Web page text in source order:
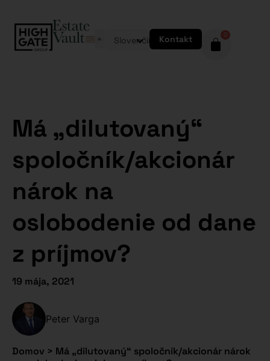
Slovenčina Kontakt 0
Má „dilutovaný“
spoločník/akcionár
nárok na
oslobodenie od dane
z príjmov?
19 mája, 2021
Peter Varga
Domov > Má „dilutovaný“ spoločník/akcionár nárok